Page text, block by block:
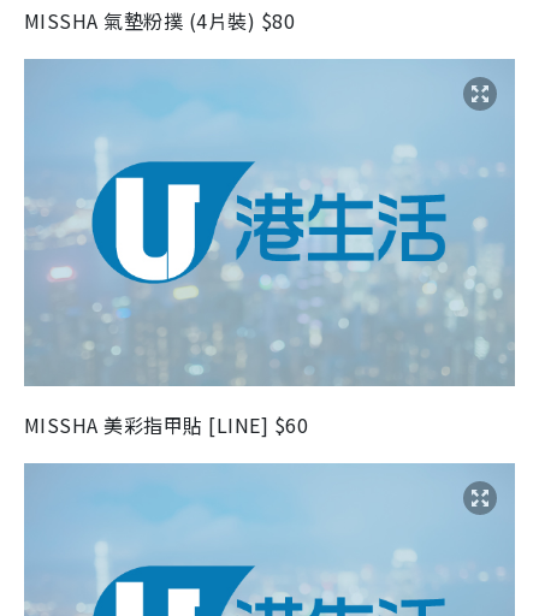
MISSHA 氣墊粉撲 (4片裝) $80
MISSHA 美彩指甲貼 [LINE] $60